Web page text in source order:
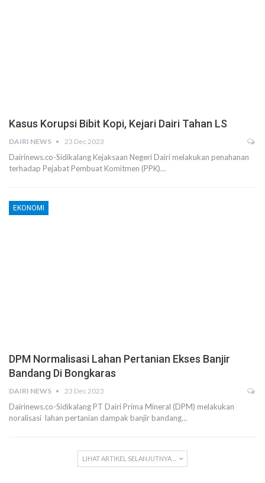
Kasus Korupsi Bibit Kopi, Kejari Dairi Tahan LS
DAIRI NEWS 23 Dec 2023
Dairinews.co-Sidikalang Kejaksaan Negeri Dairi melakukan penahanan
terhadap Pejabat Pembuat Komitmen (PPK)…
EKONOMI
DPM Normalisasi Lahan Pertanian Ekses Banjir
Bandang Di Bongkaras
DAIRI NEWS 23 Dec 2023
Dairinews.co-Sidikalang PT Dairi Prima Mineral (DPM) melakukan
noralisasi lahan pertanian dampak banjir bandang…
LIHAT ARTIKEL SELANJUTNYA ...